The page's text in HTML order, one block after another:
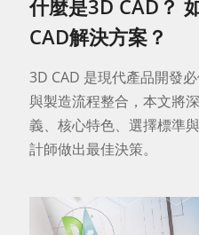
什麼是3D CAD？
CAD解決方案？
3D CAD 是現代產品開發
與製造流程整合，本文將
義、核心特色、選擇標準
計師做出最佳決策。